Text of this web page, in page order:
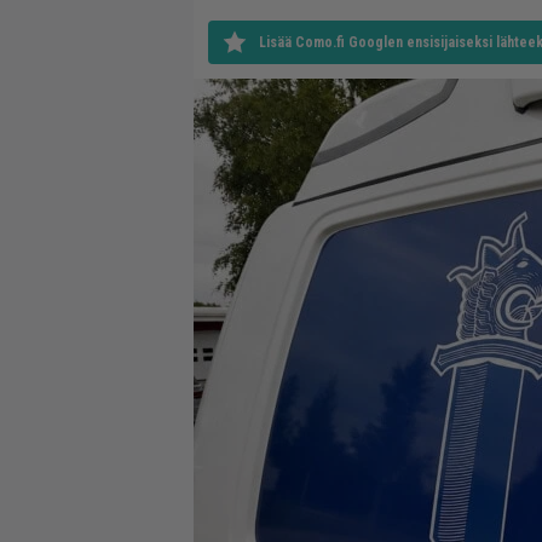
Lisää Como.fi Googlen ensisijaiseksi